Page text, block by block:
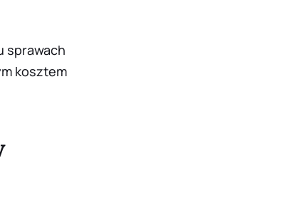
sprawach
kosztem